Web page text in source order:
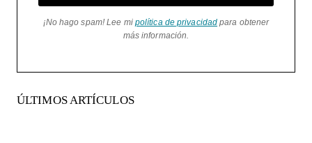
¡No hago spam! Lee mi política de privacidad para obtener
más información.
ÚLTIMOS ARTÍCULOS